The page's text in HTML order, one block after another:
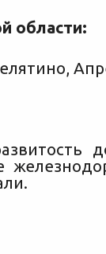
области: